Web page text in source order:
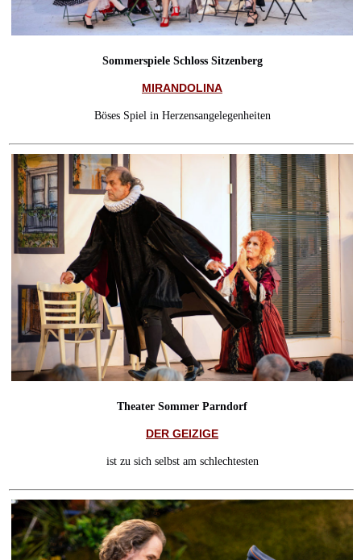
Sommerspiele Schloss Sitzenberg
MIRANDOLINA
Böses Spiel in Herzensangelegenheiten
Theater Sommer Parndorf
DER GEIZIGE
ist zu sich selbst am schlechtesten